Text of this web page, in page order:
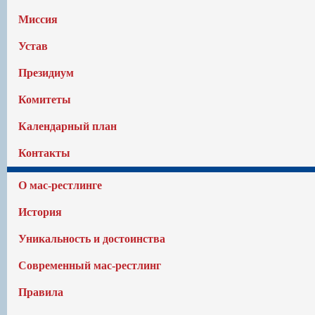
Миссия
Устав
Президиум
Комитеты
Календарный план
Контакты
О мас-рестлинге
История
Уникальность и достоинства
Современный мас-рестлинг
Правила